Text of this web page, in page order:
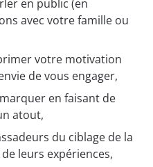
en public (en
avec votre famille ou
votre motivation
de vous engager,
en faisant de
atout,
du ciblage de la
leurs expériences,